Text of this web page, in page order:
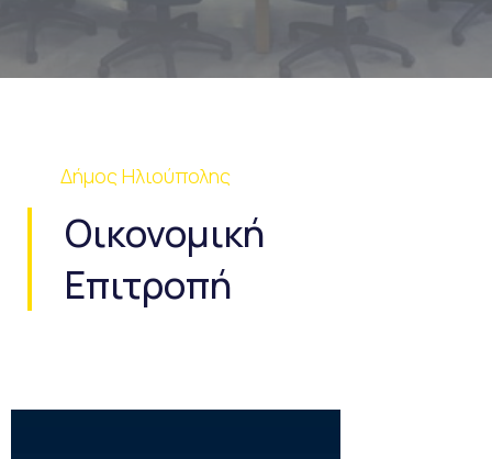
Δήμος Ηλιούπολης
Οικονομική
Επιτροπή